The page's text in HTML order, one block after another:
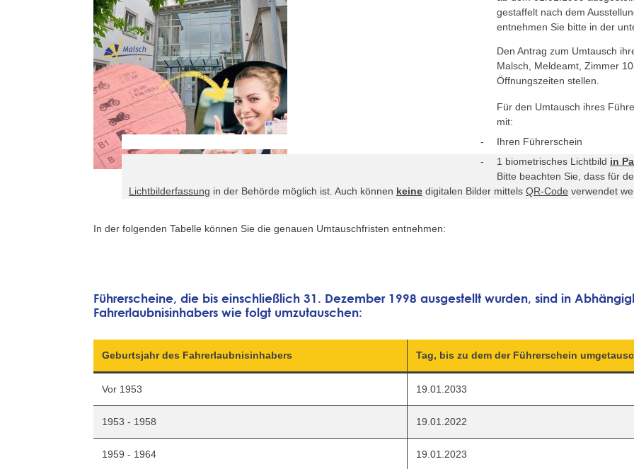
gestaffelt nach dem
entnehmen Sie bitte in der
Den Antrag zum Umtausch
Malsch, Meldeamt, Zimmer
Öffnungszeiten stellen.
Für den Umtausch ihres
mit:
Ihren Führerschein
1 biometrisches Lichtbild in
Bitte beachten Sie, dass für
Lichtbilderfassung in der Behörde möglich ist. Auch können keine digitalen Bilder mittels QR-Code verwendet
In der folgenden Tabelle können Sie die genauen Umtauschfristen entnehmen:
Führerscheine, die bis einschließlich 31. Dezember 1998 ausgestellt wurden, sind in
Fahrerlaubnisinhabers wie folgt umzutauschen:
Geburtsjahr des Fahrerlaubnisinhabers Tag, bis zu dem der Führerschein
Vor 1953 19.01.2033
1953 - 1958 19.01.2022
1959 - 1964 19.01.2023